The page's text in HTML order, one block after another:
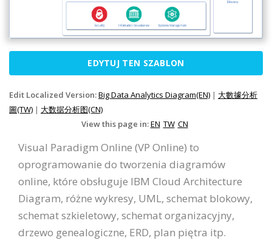
EDYTUJ TEN SZABLON
Edit Localized Version:Big Data Analytics Diagram(EN) | 大數據分析
圖(TW) | 大数据分析图(CN)
View this page in:EN TW CN
Visual Paradigm Online (VP Online) to
oprogramowanie do tworzenia diagramów
online, które obsługuje IBM Cloud Architecture
Diagram, różne wykresy, UML, schemat blokowy,
schemat szkieletowy, schemat organizacyjny,
drzewo genealogiczne, ERD, plan piętra itp.